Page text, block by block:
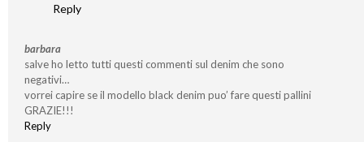
Reply
barbara
salve ho letto tutti questi commenti sul denim che sono
negativi…
vorrei capire se il modello black denim puo’ fare questi pallini
GRAZIE!!!
Reply